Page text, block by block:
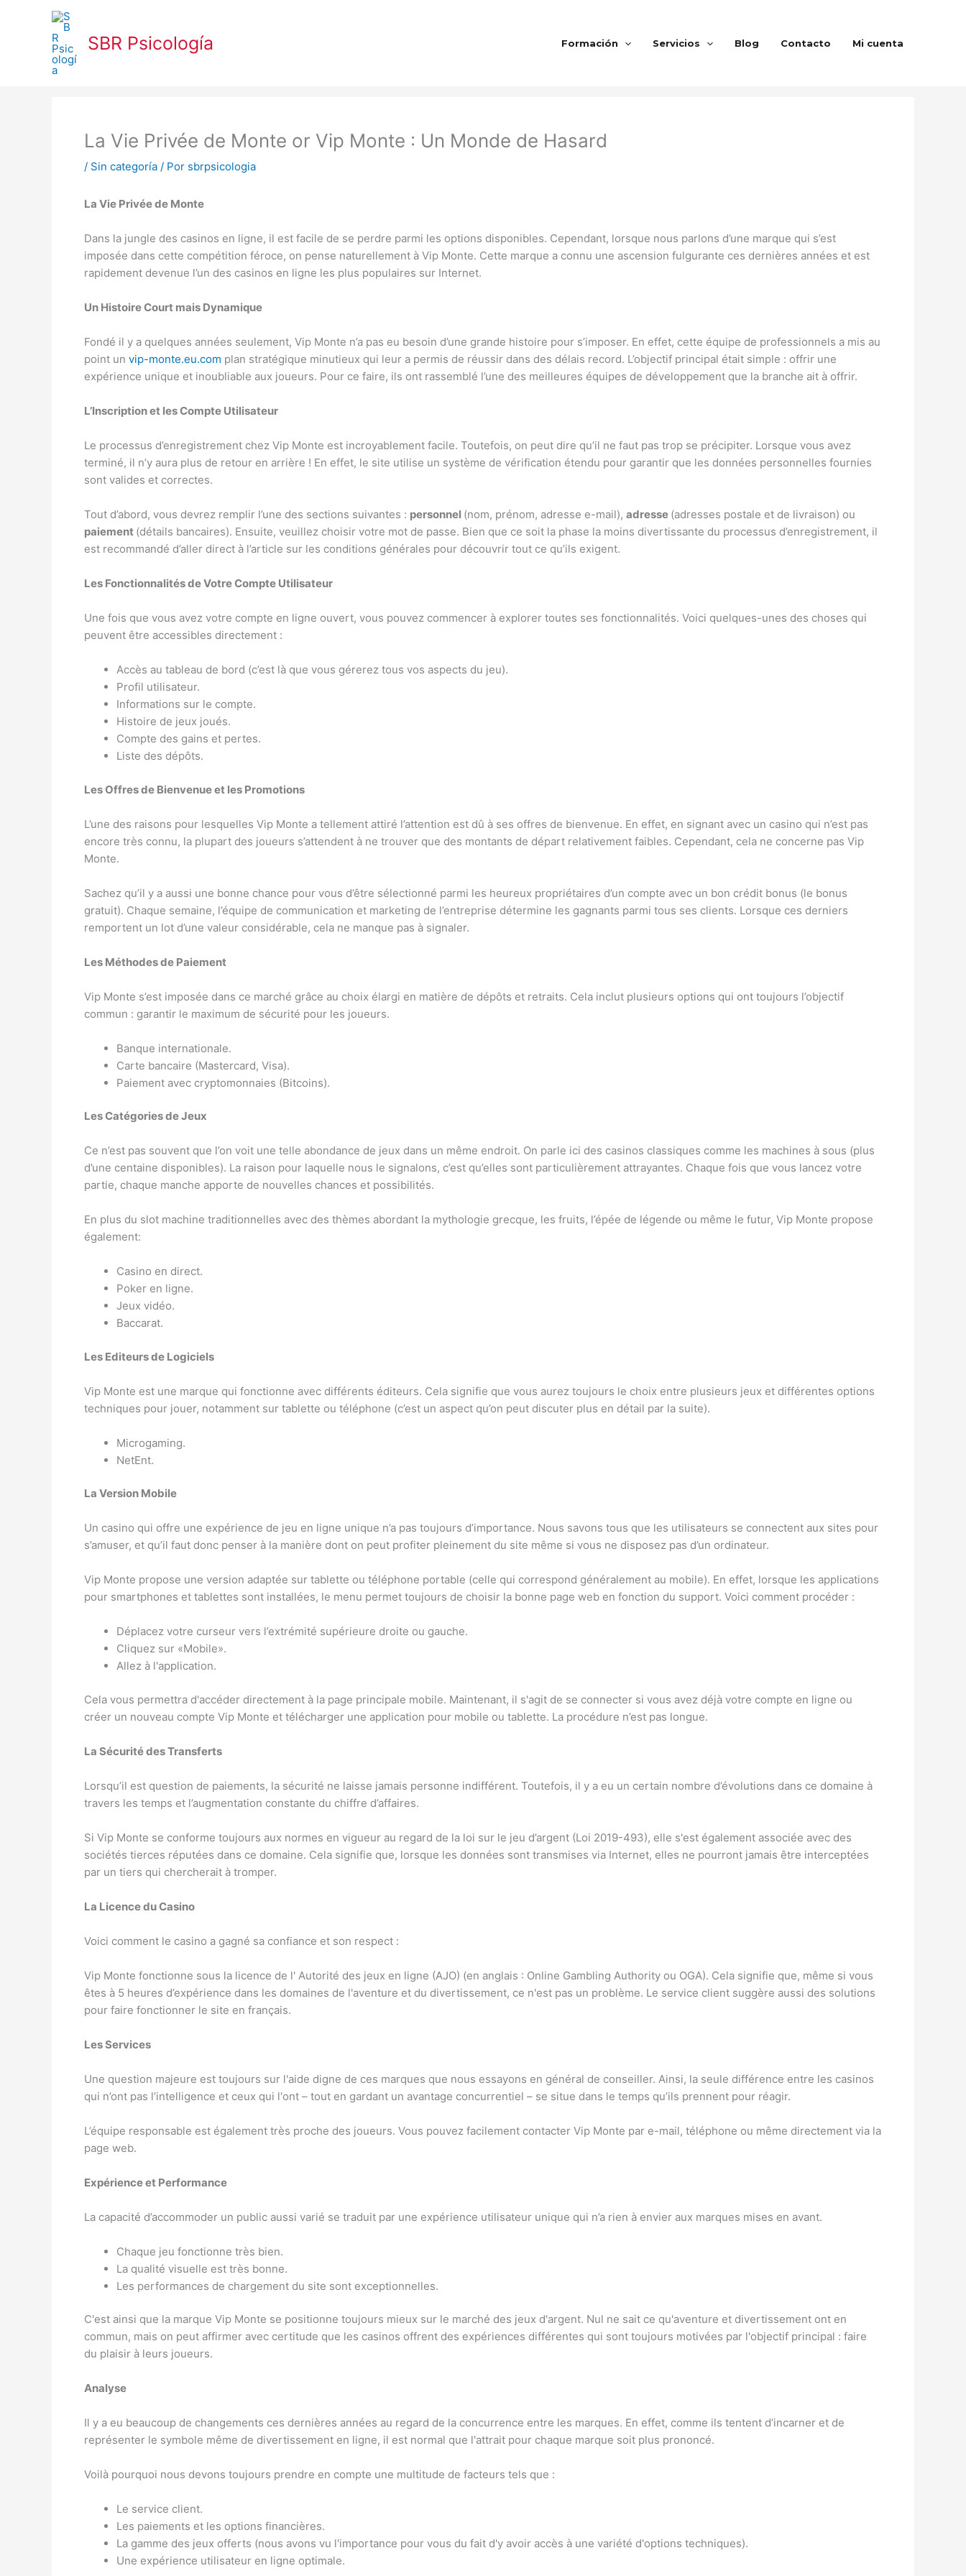
SBR Psicología Formación Servicios Blog Contacto Mi cuenta
La Vie Privée de Monte or Vip Monte : Un Monde de Hasard
/ Sin categoría / Por sbrpsicologia
La Vie Privée de Monte
Dans la jungle des casinos en ligne, il est facile de se perdre parmi les options disponibles. Cependant, lorsque nous parlons d’une marque qui s’est
imposée dans cette compétition féroce, on pense naturellement à Vip Monte. Cette marque a connu une ascension fulgurante ces dernières années et est
rapidement devenue l’un des casinos en ligne les plus populaires sur Internet.
Un Histoire Court mais Dynamique
Fondé il y a quelques années seulement, Vip Monte n’a pas eu besoin d’une grande histoire pour s’imposer. En effet, cette équipe de professionnels a mis au
point un vip-monte.eu.com plan stratégique minutieux qui leur a permis de réussir dans des délais record. L’objectif principal était simple : offrir une
expérience unique et inoubliable aux joueurs. Pour ce faire, ils ont rassemblé l’une des meilleures équipes de développement que la branche ait à offrir.
L’Inscription et les Compte Utilisateur
Le processus d’enregistrement chez Vip Monte est incroyablement facile. Toutefois, on peut dire qu’il ne faut pas trop se précipiter. Lorsque vous avez
terminé, il n’y aura plus de retour en arrière ! En effet, le site utilise un système de vérification étendu pour garantir que les données personnelles fournies
sont valides et correctes.
Tout d’abord, vous devrez remplir l’une des sections suivantes : personnel (nom, prénom, adresse e-mail), adresse (adresses postale et de livraison) ou
paiement (détails bancaires). Ensuite, veuillez choisir votre mot de passe. Bien que ce soit la phase la moins divertissante du processus d’enregistrement, il
est recommandé d’aller direct à l’article sur les conditions générales pour découvrir tout ce qu’ils exigent.
Les Fonctionnalités de Votre Compte Utilisateur
Une fois que vous avez votre compte en ligne ouvert, vous pouvez commencer à explorer toutes ses fonctionnalités. Voici quelques-unes des choses qui
peuvent être accessibles directement :
Accès au tableau de bord (c’est là que vous gérerez tous vos aspects du jeu).
Profil utilisateur.
Informations sur le compte.
Histoire de jeux joués.
Compte des gains et pertes.
Liste des dépôts.
Les Offres de Bienvenue et les Promotions
L’une des raisons pour lesquelles Vip Monte a tellement attiré l’attention est dû à ses offres de bienvenue. En effet, en signant avec un casino qui n’est pas
encore très connu, la plupart des joueurs s’attendent à ne trouver que des montants de départ relativement faibles. Cependant, cela ne concerne pas Vip
Monte.
Sachez qu’il y a aussi une bonne chance pour vous d’être sélectionné parmi les heureux propriétaires d’un compte avec un bon crédit bonus (le bonus
gratuit). Chaque semaine, l’équipe de communication et marketing de l’entreprise détermine les gagnants parmi tous ses clients. Lorsque ces derniers
remportent un lot d’une valeur considérable, cela ne manque pas à signaler.
Les Méthodes de Paiement
Vip Monte s’est imposée dans ce marché grâce au choix élargi en matière de dépôts et retraits. Cela inclut plusieurs options qui ont toujours l’objectif
commun : garantir le maximum de sécurité pour les joueurs.
Banque internationale.
Carte bancaire (Mastercard, Visa).
Paiement avec cryptomonnaies (Bitcoins).
Les Catégories de Jeux
Ce n’est pas souvent que l’on voit une telle abondance de jeux dans un même endroit. On parle ici des casinos classiques comme les machines à sous (plus
d’une centaine disponibles). La raison pour laquelle nous le signalons, c’est qu’elles sont particulièrement attrayantes. Chaque fois que vous lancez votre
partie, chaque manche apporte de nouvelles chances et possibilités.
En plus du slot machine traditionnelles avec des thèmes abordant la mythologie grecque, les fruits, l’épée de légende ou même le futur, Vip Monte propose
également:
Casino en direct.
Poker en ligne.
Jeux vidéo.
Baccarat.
Les Editeurs de Logiciels
Vip Monte est une marque qui fonctionne avec différents éditeurs. Cela signifie que vous aurez toujours le choix entre plusieurs jeux et différentes options
techniques pour jouer, notamment sur tablette ou téléphone (c’est un aspect qu’on peut discuter plus en détail par la suite).
Microgaming.
NetEnt.
La Version Mobile
Un casino qui offre une expérience de jeu en ligne unique n’a pas toujours d’importance. Nous savons tous que les utilisateurs se connectent aux sites pour
s’amuser, et qu’il faut donc penser à la manière dont on peut profiter pleinement du site même si vous ne disposez pas d’un ordinateur.
Vip Monte propose une version adaptée sur tablette ou téléphone portable (celle qui correspond généralement au mobile). En effet, lorsque les applications
pour smartphones et tablettes sont installées, le menu permet toujours de choisir la bonne page web en fonction du support. Voici comment procéder :
Déplacez votre curseur vers l’extrémité supérieure droite ou gauche.
Cliquez sur «Mobile».
Allez à l'application.
Cela vous permettra d'accéder directement à la page principale mobile. Maintenant, il s'agit de se connecter si vous avez déjà votre compte en ligne ou
créer un nouveau compte Vip Monte et télécharger une application pour mobile ou tablette. La procédure n’est pas longue.
La Sécurité des Transferts
Lorsqu’il est question de paiements, la sécurité ne laisse jamais personne indifférent. Toutefois, il y a eu un certain nombre d’évolutions dans ce domaine à
travers les temps et l’augmentation constante du chiffre d’affaires.
Si Vip Monte se conforme toujours aux normes en vigueur au regard de la loi sur le jeu d’argent (Loi 2019-493), elle s'est également associée avec des
sociétés tierces réputées dans ce domaine. Cela signifie que, lorsque les données sont transmises via Internet, elles ne pourront jamais être interceptées
par un tiers qui chercherait à tromper.
La Licence du Casino
Voici comment le casino a gagné sa confiance et son respect :
Vip Monte fonctionne sous la licence de l' Autorité des jeux en ligne (AJO) (en anglais : Online Gambling Authority ou OGA). Cela signifie que, même si vous
êtes à 5 heures d’expérience dans les domaines de l'aventure et du divertissement, ce n'est pas un problème. Le service client suggère aussi des solutions
pour faire fonctionner le site en français.
Les Services
Une question majeure est toujours sur l'aide digne de ces marques que nous essayons en général de conseiller. Ainsi, la seule différence entre les casinos
qui n’ont pas l’intelligence et ceux qui l'ont – tout en gardant un avantage concurrentiel – se situe dans le temps qu’ils prennent pour réagir.
L’équipe responsable est également très proche des joueurs. Vous pouvez facilement contacter Vip Monte par e-mail, téléphone ou même directement via la
page web.
Expérience et Performance
La capacité d’accommoder un public aussi varié se traduit par une expérience utilisateur unique qui n’a rien à envier aux marques mises en avant.
Chaque jeu fonctionne très bien.
La qualité visuelle est très bonne.
Les performances de chargement du site sont exceptionnelles.
C'est ainsi que la marque Vip Monte se positionne toujours mieux sur le marché des jeux d'argent. Nul ne sait ce qu'aventure et divertissement ont en
commun, mais on peut affirmer avec certitude que les casinos offrent des expériences différentes qui sont toujours motivées par l'objectif principal : faire
du plaisir à leurs joueurs.
Analyse
Il y a eu beaucoup de changements ces dernières années au regard de la concurrence entre les marques. En effet, comme ils tentent d’incarner et de
représenter le symbole même de divertissement en ligne, il est normal que l'attrait pour chaque marque soit plus prononcé.
Voilà pourquoi nous devons toujours prendre en compte une multitude de facteurs tels que :
Le service client.
Les paiements et les options financières.
La gamme des jeux offerts (nous avons vu l'importance pour vous du fait d'y avoir accès à une variété d'options techniques).
Une expérience utilisateur en ligne optimale.